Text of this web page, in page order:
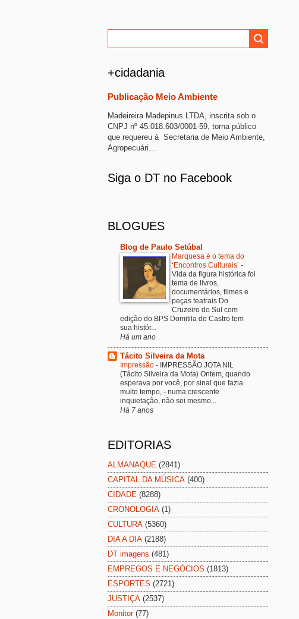
+cidadania
Publicação Meio Ambiente
Madeireira Madepinus LTDA, inscrita sob o
CNPJ nº 45.018.603/0001-59, torna público
que requereu à Secretaria de Meio Ambiente,
Agropecuári...
Siga o DT no Facebook
BLOGUES
Blog de Paulo Setúbal
Marquesa é o tema do
‘Encontros Culturais’ -
Vida da figura histórica foi
tema de livros,
documentários, filmes e
peças teatrais Do
Cruzeiro do Sul com
edição do BPS Domitila de Castro tem
sua histór...
Há um ano
Tácito Silveira da Mota
Impressão - IMPRESSÃO JOTA NIL
(Tácito Silveira da Mota) Ontem, quando
esperava por você, por sinal que fazia
muito tempo, - numa crescente
inquietação, não sei mesmo...
Há 7 anos
EDITORIAS
ALMANAQUE (2841)
CAPITAL DA MÚSICA (400)
CIDADE (8288)
CRONOLOGIA (1)
CULTURA (5360)
DIA A DIA (2188)
DT imagens (481)
EMPREGOS E NEGÓCIOS (1813)
ESPORTES (2721)
JUSTIÇA (2537)
Monitor (77)